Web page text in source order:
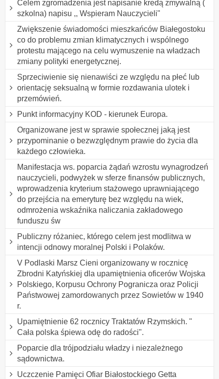
Celem zgromadzenia jest napisanie kredą zmywalną (
szkolna) napisu ,, Wspieram Nauczycieli"
Zwiększenie świadomości mieszkańców Białegostoku
co do problemu zmian klimatycznych i wspólnego
protestu mającego na celu wymuszenie na władzach
zmiany polityki energetycznej.
Sprzeciwienie się nienawiści ze względu na płeć lub
orientację seksualną w formie rozdawania ulotek i
przemówień.
Punkt informacyjny KOD - kierunek Europa.
Organizowane jest w sprawie społecznej jaką jest
przypominanie o bezwzględnym prawie do życia dla
każdego człowieka.
Manifestacja ws. poparcia żądań wzrostu wynagrodzeń
nauczycieli, podwyżek w sferze finansów publicznych,
wprowadzenia kryterium stażowego uprawniającego
do przejścia na emeryturę bez względu na wiek,
odmrożenia wskaźnika naliczania zakładowego
funduszu św
Publiczny różaniec, którego celem jest modlitwa w
intencji odnowy moralnej Polski i Polaków.
V Podlaski Marsz Cieni organizowany w rocznicę
Zbrodni Katyńskiej dla upamiętnienia oficerów Wojska
Polskiego, Korpusu Ochrony Pogranicza oraz Policji
Państwowej zamordowanych przez Sowietów w 1940
r.
Upamiętnienie 62 rocznicy Traktatów Rzymskich. "
Cała polska śpiewa odę do radości".
Poparcie dla trójpodziału władzy i niezależnego
sądownictwa.
Uczczenie Pamięci Ofiar Białostockiego Getta